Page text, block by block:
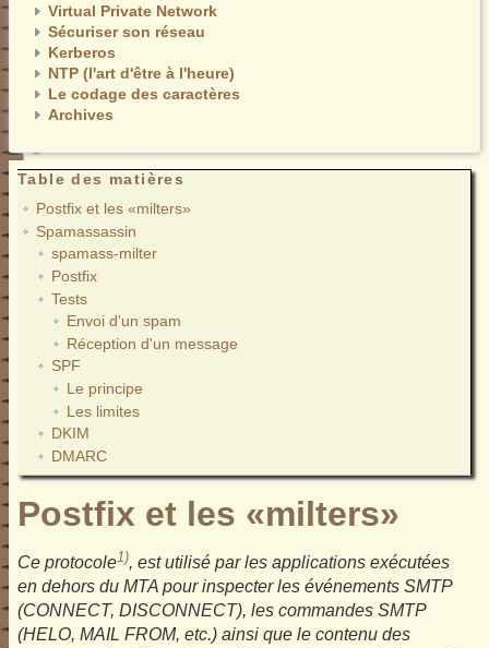
Virtual Private Network
Sécuriser son réseau
Kerberos
NTP (l'art d'être à l'heure)
Le codage des caractères
Archives
Table des matières
Postfix et les «milters»
Spamassassin
spamass-milter
Postfix
Tests
Envoi d'un spam
Réception d'un message
SPF
Le principe
Les limites
DKIM
DMARC
Postfix et les «milters»
Ce protocole1), est utilisé par les applications exécutées
en dehors du MTA pour inspecter les événements SMTP
(CONNECT, DISCONNECT), les commandes SMTP
(HELO, MAIL FROM, etc.) ainsi que le contenu des